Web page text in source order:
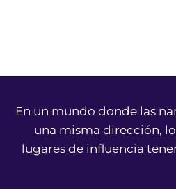
En un mundo donde las
una misma dirección,
lugares de influencia